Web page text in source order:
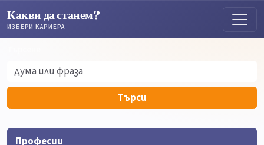
Какви да станем?
ИЗБЕРИ КАРИЕРА
Търси
Професии